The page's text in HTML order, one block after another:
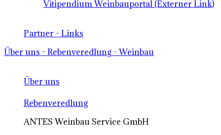
Vitipendium Weinbauportal (Externer Link)
Partner - Links
Über uns - Rebenveredlung - Weinbau
Über uns
Rebenveredlung
ANTES Weinbau Service GmbH